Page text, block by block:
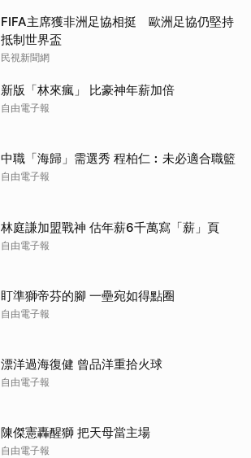
FIFA主席獲非洲足協相挺 歐洲足協仍堅持
抵制世界盃
民視新聞網
新版「林來瘋」 比豪神年薪加倍
自由電子報
中職「海歸」需選秀 程柏仁︰未必適合職籃
自由電子報
林庭謙加盟戰神 估年薪6千萬寫「薪」頁
自由電子報
盯準獅帝芬的腳 一壘宛如得點圈
自由電子報
漂洋過海復健 曾品洋重拾火球
自由電子報
陳傑憲轟醒獅 把天母當主場
自由電子報